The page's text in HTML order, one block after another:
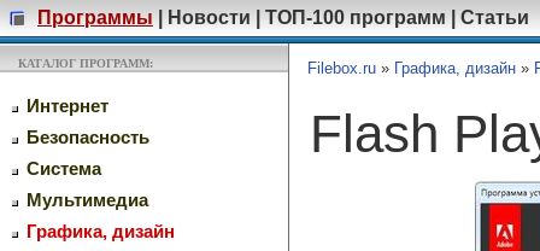
Программы Новости ТОП-100 программ Статьи
КАТАЛОГ ПРОГРАММ:
Интернет
Безопасность
Система
Мультимедиа
Графика, дизайн
Filebox.ru » Графика, дизайн »
Flash